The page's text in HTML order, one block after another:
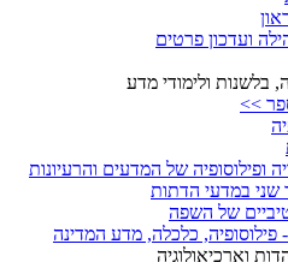
ועדכון פרטים
בלשנות ולימודי מדע
>>
ופילוסופיה של המדעים והרעיונות
שני במדעי הדתות
של השפה
פילוסופיה, כלכלה, מדע המדינה
וארכיאולוגיה